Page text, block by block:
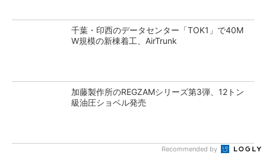
千葉・印西のデータセンター「TOK1」で40M
W規模の新棟着工、AirTrunk
加藤製作所のREGZAMシリーズ第3弾、12トン
級油圧ショベル発売
Recommended by